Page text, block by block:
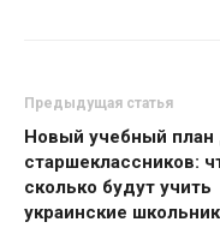
Предыдущая статья
Новый учебный план
старшеклассников:
сколько будут учить
украинские